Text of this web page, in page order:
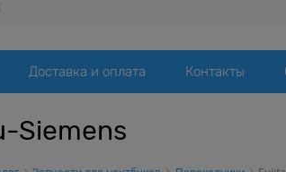
Доставка и оплата Контакты
Siemens